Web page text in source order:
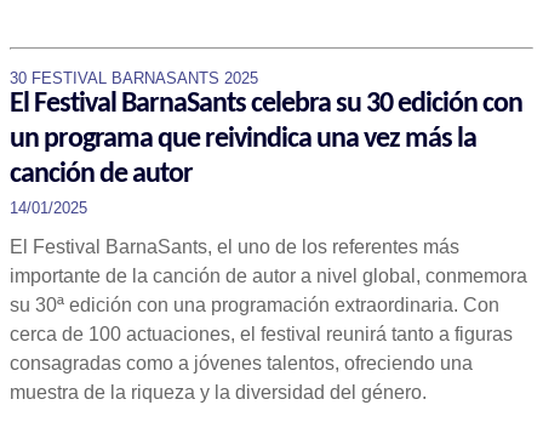
30 FESTIVAL BARNASANTS 2025
El Festival BarnaSants celebra su 30 edición con
un programa que reivindica una vez más la
canción de autor
14/01/2025
El Festival BarnaSants, el uno de los referentes más
importante de la canción de autor a nivel global, conmemora
su 30ª edición con una programación extraordinaria. Con
cerca de 100 actuaciones, el festival reunirá tanto a figuras
consagradas como a jóvenes talentos, ofreciendo una
muestra de la riqueza y la diversidad del género.